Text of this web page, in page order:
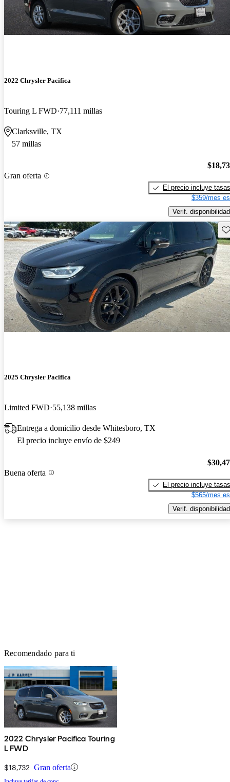
2022 Chrysler Pacifica
Touring L FWD 77,111 millas
Clarksville, TX
57 millas
Gran oferta
El precio incluye tasas
$359/mes
Verif. disponibilidad
2025 Chrysler Pacifica
Limited FWD 55,138 millas
Entrega a domicilio desde Whitesboro, TX
El precio incluye envío de $249
Buena oferta
El precio incluye tasas
$565/mes
Verif. disponibilidad
Recomendado para ti
2022 Chrysler Pacifica Touring
L FWD
$18,732 Gran oferta